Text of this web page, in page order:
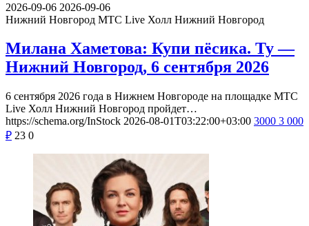
2026-09-06 2026-09-06
Нижний Новгород МТС Live Холл Нижний Новгород
Милана Хаметова: Купи пёсика. Ту —
Нижний Новгород, 6 сентября 2026
6 сентября 2026 года в Нижнем Новгороде на площадке МТС
Live Холл Нижний Новгород пройдет…
https://schema.org/InStock 2026-08-01T03:22:00+03:00 3000 3 000
₽ 23 0